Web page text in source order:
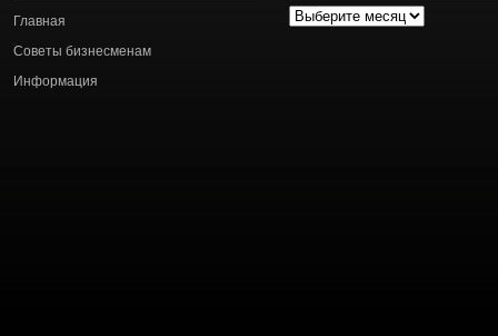
Главная
Советы бизнесменам
Информация
Архив